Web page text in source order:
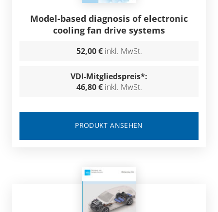
Model-based diagnosis of electronic
cooling fan drive systems
52,00 € inkl. MwSt.
VDI-Mitgliedspreis*:
46,80 € inkl. MwSt.
PRODUKT ANSEHEN